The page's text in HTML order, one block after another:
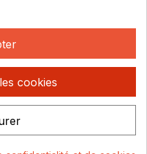
00 68
cookies